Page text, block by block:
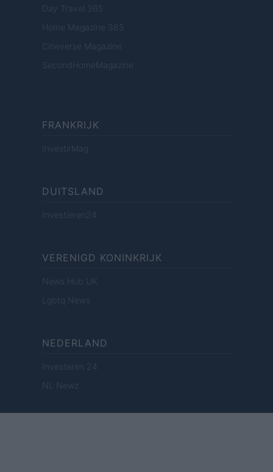
Day Travel 365
Home Magazine 365
Cineverse Magazine
SecondHomeMagazine
FRANKRIJK
InvestirMag
DUITSLAND
Investieren24
VERENIGD KONINKRIJK
News Hub UK
Lgbtq News
NEDERLAND
Investeren 24
NL Newz